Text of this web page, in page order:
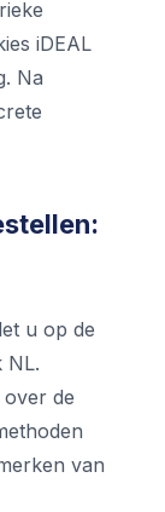
iDEAL
Na
u op de
NL.
de
van